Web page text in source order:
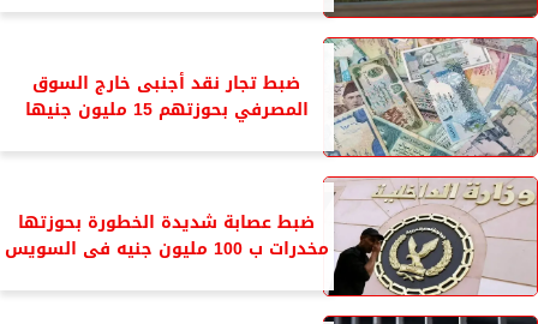
ضبط تجار نقد أجنبى خارج السوق
المصرفي بحوزتهم 15 مليون جنيها
ضبط عصابة شديدة الخطورة بحوزتها
مخدرات ب 100 مليون جنيه فى السويس